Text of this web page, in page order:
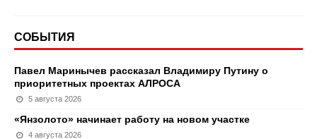
СОБЫТИЯ
Павел Маринычев рассказал Владимиру Путину о
приоритетных проектах АЛРОСА
5 августа 2026
«Янзолото» начинает работу на новом участке
4 августа 2026